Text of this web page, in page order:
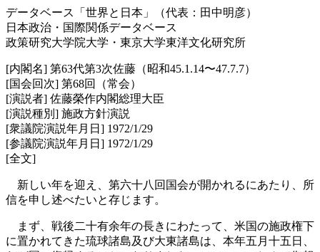
データベース「世界と日本」（代表：田中明彦）
日本政治・国際関係データベース
政策研究大学院大学・東京大学東洋文化研究所
[内閣名] 第63代第3次佐藤（昭和45.1.14〜47.7.7）
[国会回次] 第68回（常会）
[演説者] 佐藤榮作内閣総理大臣
[演説種別] 施政方針演説
[衆議院演説年月日] 1972/1/29
[参議院演説年月日] 1972/1/29
[全文]
新しい年を迎え、第六十八回国会が開かれるにあたり、所
信を申し述べたいと存じます。
まず、戦後二十有余年の長きにわたって、米国の施政権下
に置かれてきた琉球諸島及び大東諸島は、本年五月十五日、